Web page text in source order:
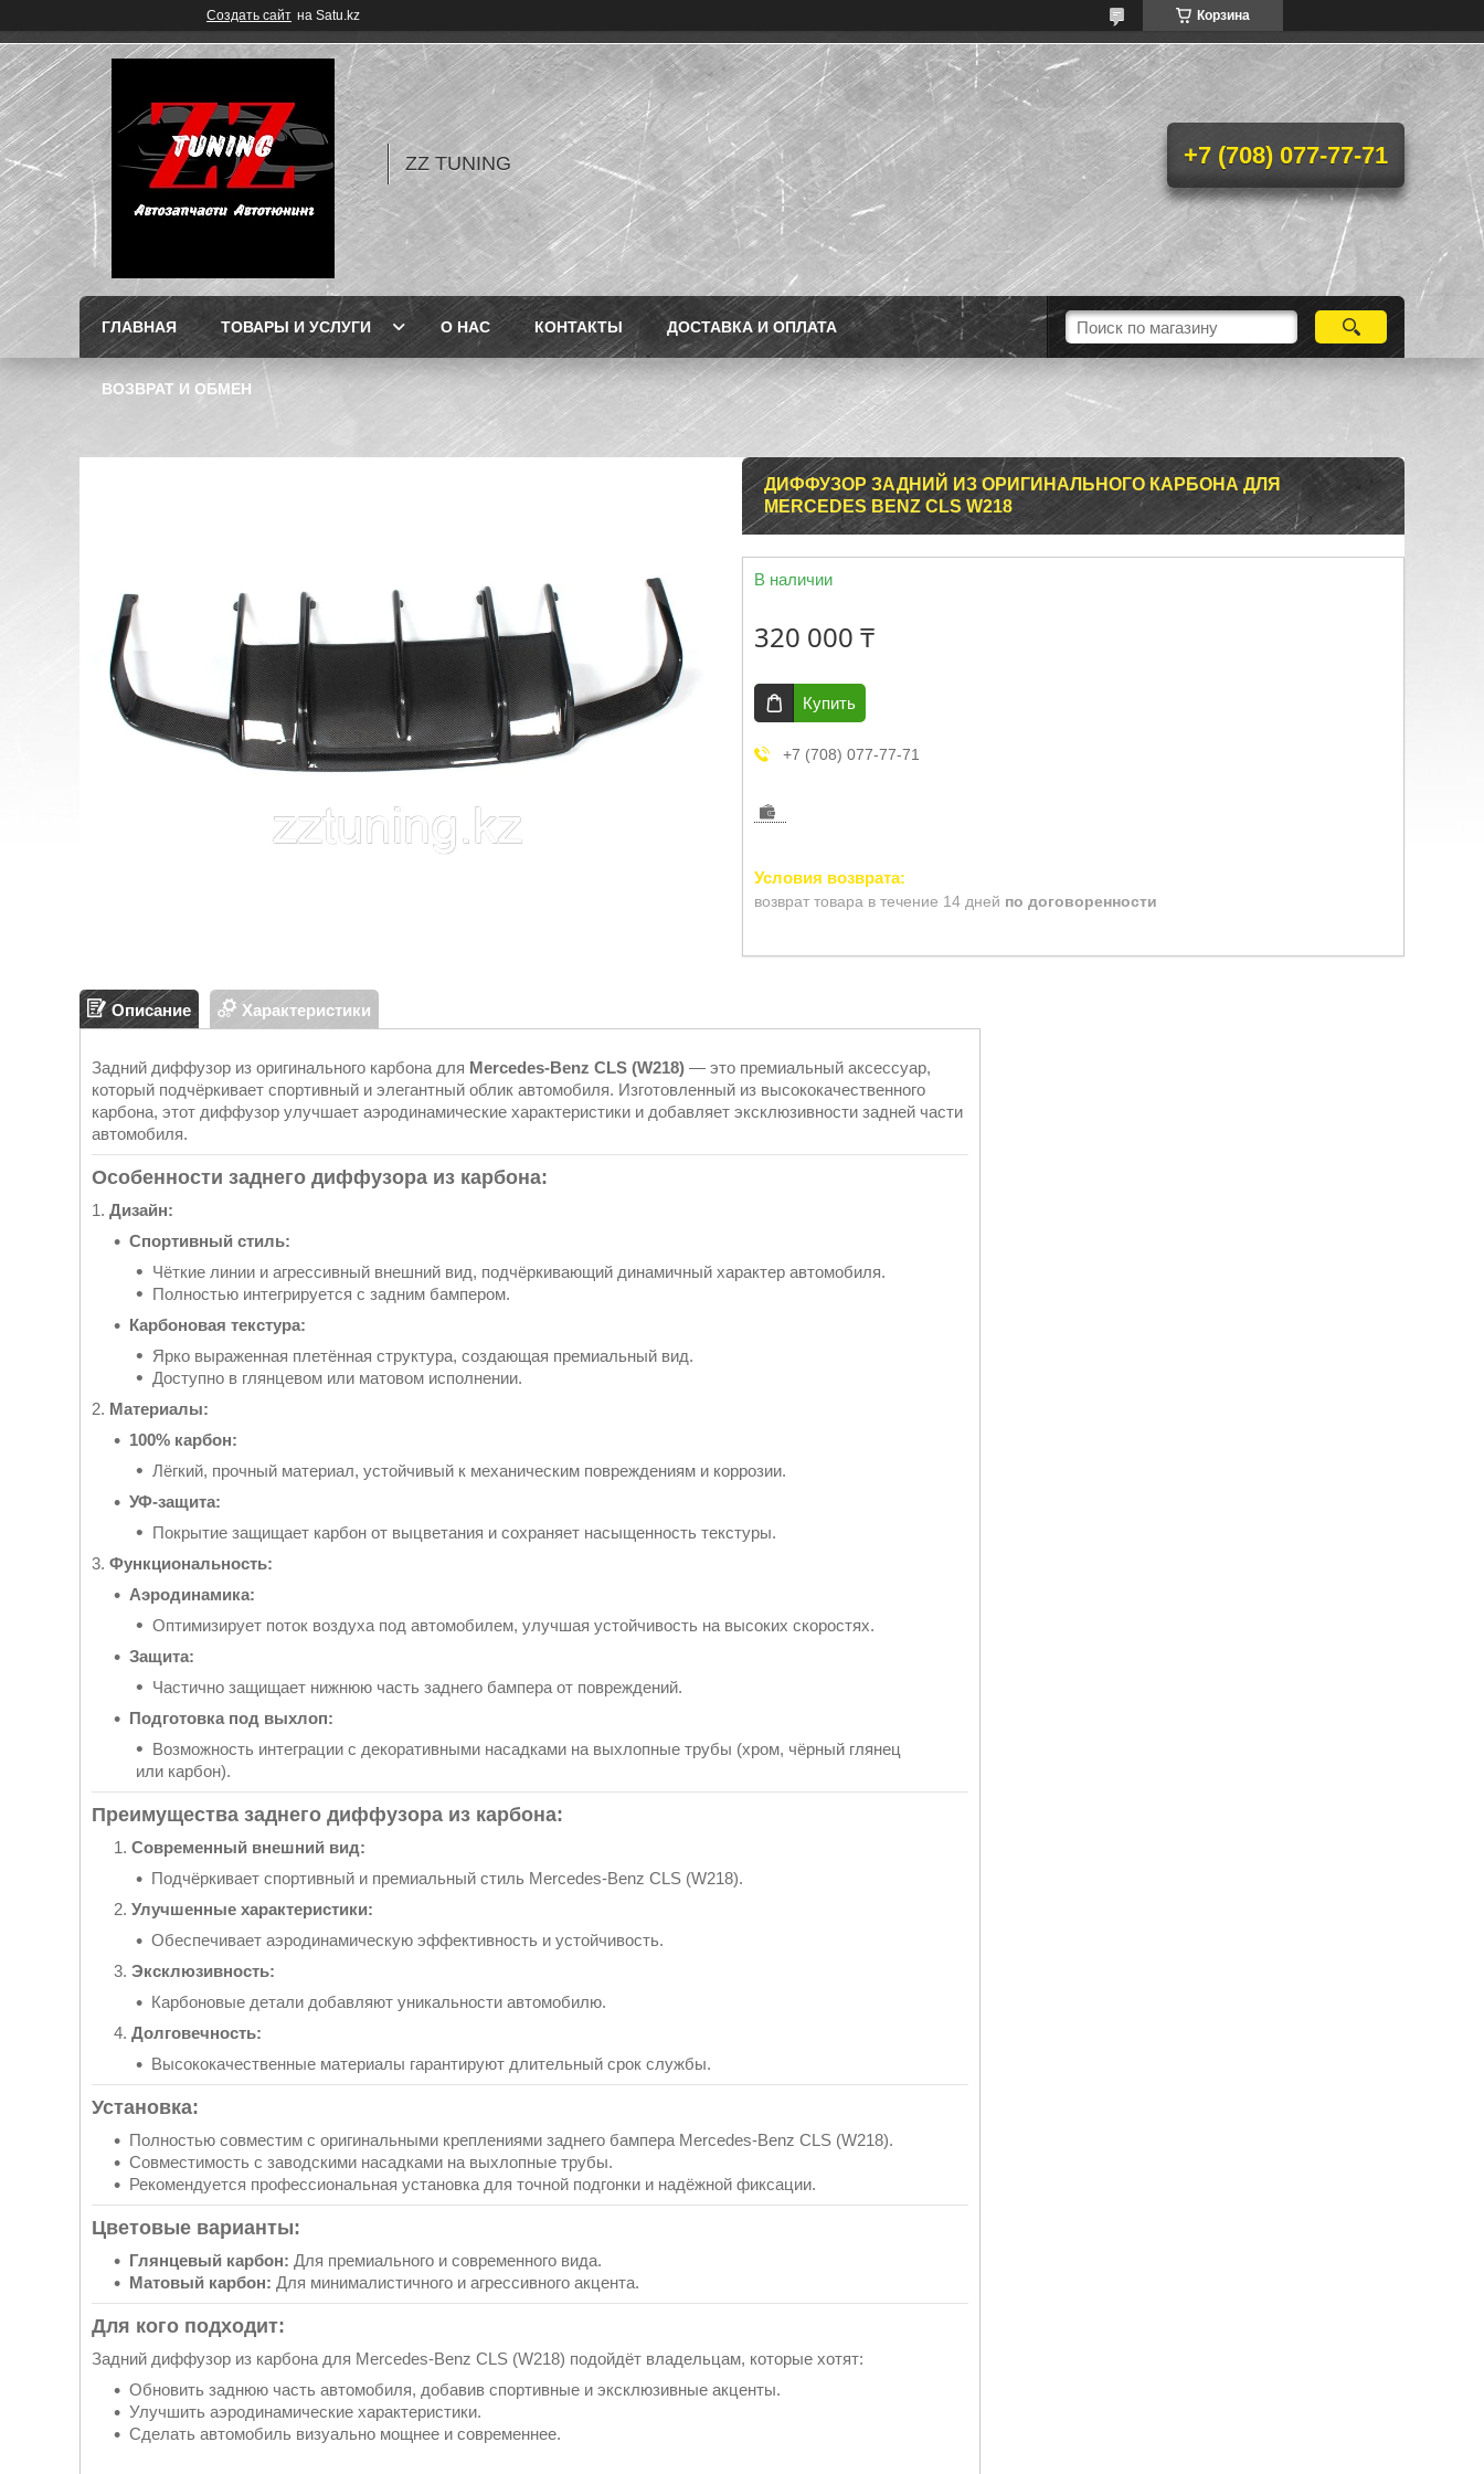
Создать сайт на Satu.kz Корзина
ZZ TUNING +7 (708) 077-77-71
ГЛАВНАЯ ТОВАРЫ И УСЛУГИ О НАС КОНТАКТЫ ДОСТАВКА И ОПЛАТА
ВОЗВРАТ И ОБМЕН
ДИФФУЗОР ЗАДНИЙ ИЗ ОРИГИНАЛЬНОГО КАРБОНА ДЛЯ
MERCEDES BENZ CLS W218
В наличии
320 000 ₸
Купить
+7 (708) 077-77-71
возврат товара в течение 14 дней по договоренности
Описание Характеристики
Задний диффузор из оригинального карбона для Mercedes-Benz CLS (W218) — это премиальный аксессуар,
который подчёркивает спортивный и элегантный облик автомобиля. Изготовленный из высококачественного
карбона, этот диффузор улучшает аэродинамические характеристики и добавляет эксклюзивности задней части
автомобиля.
Особенности заднего диффузора из карбона:
1. Дизайн:
Спортивный стиль:
Чёткие линии и агрессивный внешний вид, подчёркивающий динамичный характер автомобиля.
Полностью интегрируется с задним бампером.
Карбоновая текстура:
Ярко выраженная плетённая структура, создающая премиальный вид.
Доступно в глянцевом или матовом исполнении.
2. Материалы:
100% карбон:
Лёгкий, прочный материал, устойчивый к механическим повреждениям и коррозии.
УФ-защита:
Покрытие защищает карбон от выцветания и сохраняет насыщенность текстуры.
3. Функциональность:
Аэродинамика:
Оптимизирует поток воздуха под автомобилем, улучшая устойчивость на высоких скоростях.
Защита:
Частично защищает нижнюю часть заднего бампера от повреждений.
Подготовка под выхлоп:
Возможность интеграции с декоративными насадками на выхлопные трубы (хром, чёрный глянец
или карбон).
Преимущества заднего диффузора из карбона:
Современный внешний вид:
Подчёркивает спортивный и премиальный стиль Mercedes-Benz CLS (W218).
Улучшенные характеристики:
Обеспечивает аэродинамическую эффективность и устойчивость.
Эксклюзивность:
Карбоновые детали добавляют уникальности автомобилю.
Долговечность:
Высококачественные материалы гарантируют длительный срок службы.
Установка:
Полностью совместим с оригинальными креплениями заднего бампера Mercedes-Benz CLS (W218).
Совместимость с заводскими насадками на выхлопные трубы.
Рекомендуется профессиональная установка для точной подгонки и надёжной фиксации.
Цветовые варианты:
Глянцевый карбон: Для премиального и современного вида.
Матовый карбон: Для минималистичного и агрессивного акцента.
Для кого подходит:
Задний диффузор из карбона для Mercedes-Benz CLS (W218) подойдёт владельцам, которые хотят:
Обновить заднюю часть автомобиля, добавив спортивные и эксклюзивные акценты.
Улучшить аэродинамические характеристики.
Сделать автомобиль визуально мощнее и современнее.